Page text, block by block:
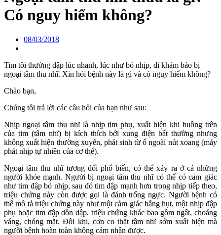
Có nguy hiểm không?
08/03/2018
Tim tôi thường đập lúc nhanh, lúc như bỏ nhịp, đi khám bảo bị
ngoại tâm thu nhĩ. Xin hỏi bệnh này là gì và có nguy hiểm không?
Chào bạn,
Chúng tôi trả lời các câu hỏi của bạn như sau:
Nhịp ngoại tâm thu nhĩ là nhịp tim phụ, xuất hiện khi buồng trên
của tim (tâm nhĩ) bị kích thích bởi xung điện bất thường nhưng
không xuất hiện thường xuyên, phát sinh từ ổ ngoài nút xoang (máy
phát nhịp tự nhiên của cơ thể).
Ngoại tâm thu nhĩ tương đối phổ biến, có thể xảy ra ở cả những
người khỏe mạnh. Người bị ngoại tâm thu nhĩ có thể có cảm giác
như tim đập bỏ nhịp, sau đó tim đập mạnh hơn trong nhịp tiếp theo,
triệu chứng này còn được gọi là đánh trống ngực. Người bệnh có
thể mô tả triệu chứng này như một cảm giác hẫng hụt, một nhịp đập
phụ hoặc tim đập dồn dập, triệu chứng khác bao gồm ngất, choáng
váng, chóng mặt. Đôi khi, cơn co thắt tâm nhĩ sớm xuất hiện mà
người bệnh hoàn toàn không cảm nhận được.